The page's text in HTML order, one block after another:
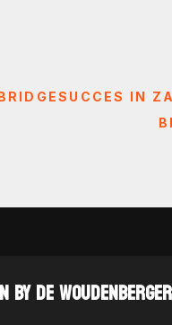
IN
BY DE WOUDENBERGER